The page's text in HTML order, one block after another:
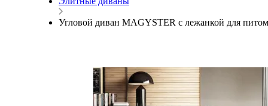
Угловой диван MAGYSTER с лежанкой для